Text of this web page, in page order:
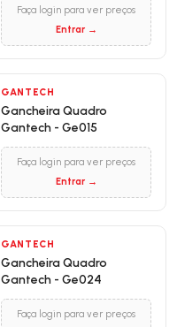
Faça login para ver preços
Entrar →
GANTECH
Gancheira Quadro
Gantech - Ge015
Faça login para ver preços
Entrar →
GANTECH
Gancheira Quadro
Gantech - Ge024
Faça login para ver preços